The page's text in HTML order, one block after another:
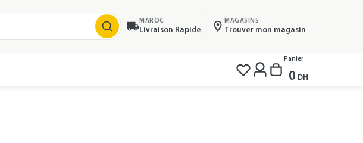
MAROC
Livraison Rapide
MAGASINS
Trouver mon magasin
Panier
0 DH